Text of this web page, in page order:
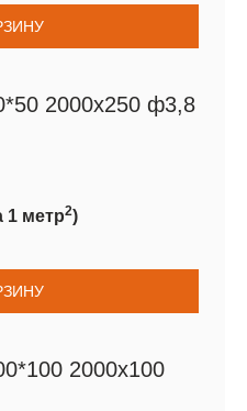
2000х250 ф3,8
1 метр2)
2000х100